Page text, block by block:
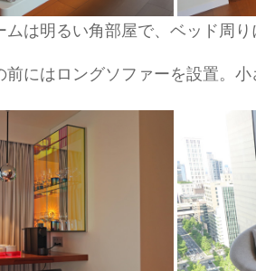
は明るい角部屋で、ベッド周
にはロングソファーを設置。